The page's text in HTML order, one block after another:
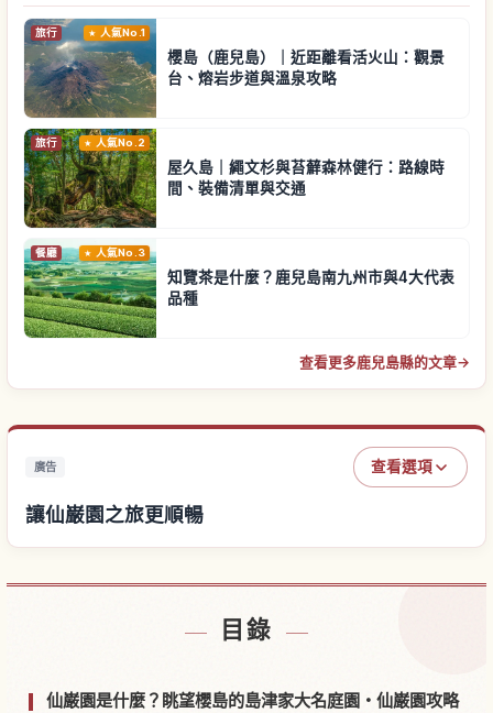
旅行 人氣No.1
櫻島（鹿兒島）｜近距離看活火山：觀景
台、熔岩步道與溫泉攻略
旅行 人氣No.2
屋久島｜繩文杉與苔蘚森林健行：路線時
間、裝備清單與交通
餐廳 人氣No.3
知覽茶是什麼？鹿兒島南九州市與4大代表
品種
查看更多鹿兒島縣的文章→
廣告 查看選項
讓仙巌園之旅更順暢
目錄
仙巌園是什麼？眺望櫻島的島津家大名庭園・仙巌園攻略